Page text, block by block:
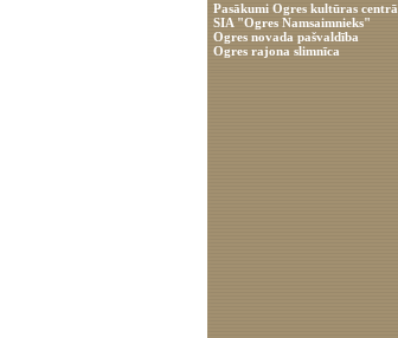
Pasākumi Ogres kultūras centrā
SIA "Ogres Namsaimnieks"
Ogres novada pašvaldība
Ogres rajona slimnīca